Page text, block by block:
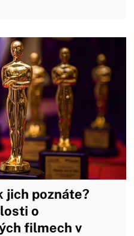
jich poznáte?
o
filmech v